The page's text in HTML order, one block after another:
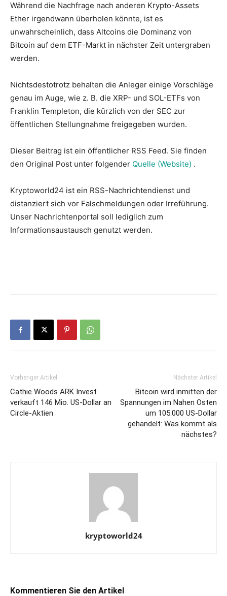
Während die Nachfrage nach anderen Krypto-Assets
Ether irgendwann überholen könnte, ist es
unwahrscheinlich, dass Altcoins die Dominanz von
Bitcoin auf dem ETF-Markt in nächster Zeit untergraben
werden.
Nichtsdestotrotz behalten die Anleger einige Vorschläge
genau im Auge, wie z. B. die XRP- und SOL-ETFs von
Franklin Templeton, die kürzlich von der SEC zur
öffentlichen Stellungnahme freigegeben wurden.
Dieser Beitrag ist ein öffentlicher RSS Feed. Sie finden
den Original Post unter folgender Quelle (Website) .
Kryptoworld24 ist ein RSS-Nachrichtendienst und
distanziert sich vor Falschmeldungen oder Irreführung.
Unser Nachrichtenportal soll lediglich zum
Informationsaustausch genutzt werden.
Vorheriger Artikel
Cathie Woods ARK Invest
verkauft 146 Mio. US-Dollar an
Circle-Aktien
Nächster Artikel
Bitcoin wird inmitten der
Spannungen im Nahen Osten
um 105.000 US-Dollar
gehandelt: Was kommt als
nächstes?
kryptoworld24
Kommentieren Sie den Artikel